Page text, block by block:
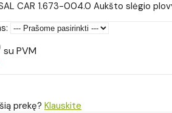
CAR 1.673-004.0 Aukšto slėgio
su PVM
prekę? Klauskite